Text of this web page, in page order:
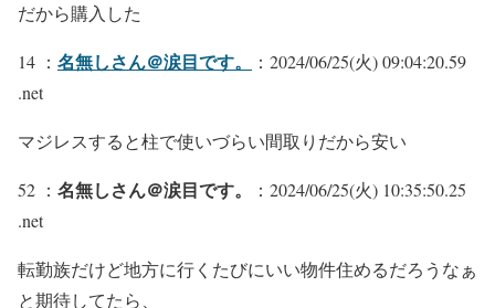
だから購入した
14 ： 名無しさん＠涙目です。
：2024/06/25(火) 09:04:20.59
.net
マジレスすると柱で使いづらい間取りだから安い
52 ： 名無しさん＠涙目です。
：2024/06/25(火) 10:35:50.25
.net
転勤族だけど地方に行くたびにいい物件住めるだろうなぁ
と期待してたら、